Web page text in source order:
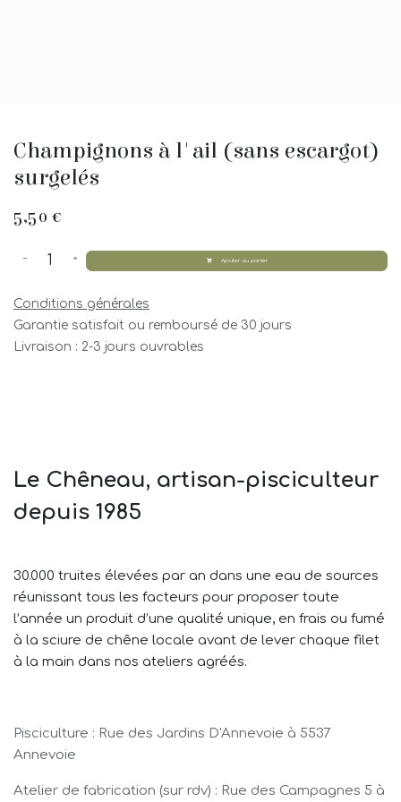
Champignons à l'ail (sans escargot)
surgelés
5,50 €
Ajouter au panier
Conditions générales
Garantie satisfait ou remboursé de 30 jours
Livraison : 2-3 jours ouvrables
Le Chêneau, artisan-pisciculteur
depuis 1985
30.000 truites élevées par an dans une eau de sources
réunissant tous les facteurs pour proposer toute
l’année un produit d’une qualité unique, en frais ou fumé
à la sciure de chêne locale avant de lever chaque filet
à la main dans nos ateliers agréés.
Pisciculture : Rue des Jardins D'Annevoie à 5537
Annevoie
Atelier de fabrication (sur rdv) : Rue des Campagnes 5 à